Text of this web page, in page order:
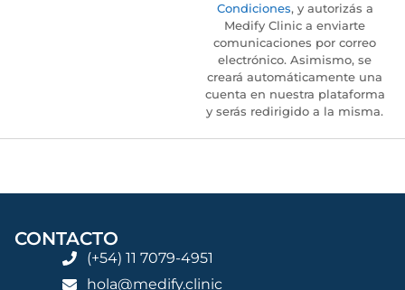
Condiciones, y autorizás a
Medify Clinic a enviarte
comunicaciones por correo
electrónico. Asimismo, se
creará automáticamente una
cuenta en nuestra plataforma
y serás redirigido a la misma.
CONTACTO
(+54) 11 7079-4951
hola@medify.clinic